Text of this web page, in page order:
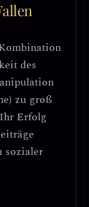
des
zu groß
Erfolg
sozialer